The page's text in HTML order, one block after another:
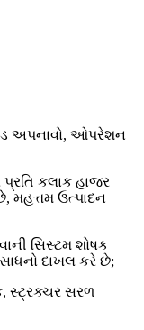
અપનાવો, ઓપરેશન
પ્રતિ કલાક હાજર
મહત્તમ ઉત્પાદન
સિસ્ટમ શોષક
દાખલ કરે છે;
સ્ટ્રક્ચર સરળ